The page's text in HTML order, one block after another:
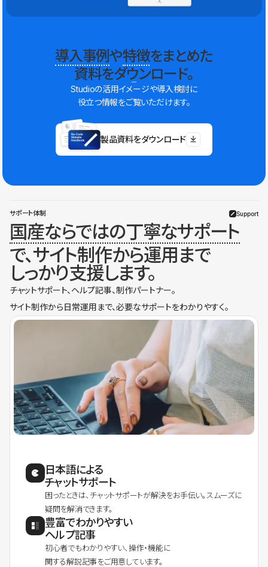
導入事例や特徴をまとめた
資料をダウンロード。
Studioの活用イメージや導入検討に
役立つ情報をご覧いただけます。
製品資料をダウンロード
サポート体制 Support
国産ならではの丁寧なサポート
で、サイト制作から運用まで
しっかり支援します。
チャットサポート、ヘルプ記事、制作パートナー。
サイト制作から日常運用まで、必要なサポートをわかりやすく。
日本語による
チャットサポート
困ったときは、チャットサポートが解決をお手伝い。スムーズに
疑問を解消できます。
豊富でわかりやすい
ヘルプ記事
初心者でもわかりやすい、操作・機能に
関する解説記事をご用意しています。